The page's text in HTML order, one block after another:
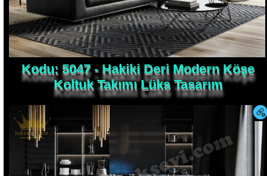
Kodu: 5047 - Hakiki Deri Modern Köşe
Koltuk Takımı Lüks Tasarım